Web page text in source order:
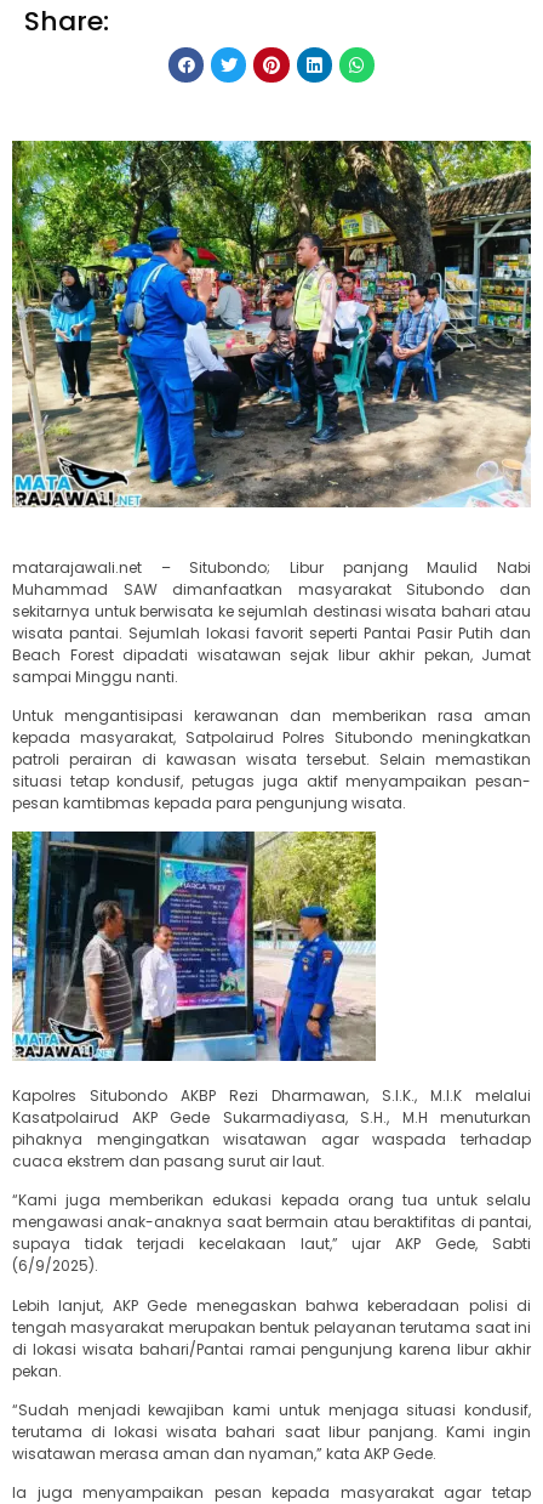
Share:
matarajawali.net – Situbondo; Libur panjang Maulid Nabi
Muhammad SAW dimanfaatkan masyarakat Situbondo dan
sekitarnya untuk berwisata ke sejumlah destinasi wisata bahari atau
wisata pantai. Sejumlah lokasi favorit seperti Pantai Pasir Putih dan
Beach Forest dipadati wisatawan sejak libur akhir pekan, Jumat
sampai Minggu nanti.
Untuk mengantisipasi kerawanan dan memberikan rasa aman
kepada masyarakat, Satpolairud Polres Situbondo meningkatkan
patroli perairan di kawasan wisata tersebut. Selain memastikan
situasi tetap kondusif, petugas juga aktif menyampaikan pesan-
pesan kamtibmas kepada para pengunjung wisata.
Kapolres Situbondo AKBP Rezi Dharmawan, S.I.K., M.I.K melalui
Kasatpolairud AKP Gede Sukarmadiyasa, S.H., M.H menuturkan
pihaknya mengingatkan wisatawan agar waspada terhadap
cuaca ekstrem dan pasang surut air laut.
“Kami juga memberikan edukasi kepada orang tua untuk selalu
mengawasi anak-anaknya saat bermain atau beraktifitas di pantai,
supaya tidak terjadi kecelakaan laut,” ujar AKP Gede, Sabti
(6/9/2025).
Lebih lanjut, AKP Gede menegaskan bahwa keberadaan polisi di
tengah masyarakat merupakan bentuk pelayanan terutama saat ini
di lokasi wisata bahari/Pantai ramai pengunjung karena libur akhir
pekan.
“Sudah menjadi kewajiban kami untuk menjaga situasi kondusif,
terutama di lokasi wisata bahari saat libur panjang. Kami ingin
wisatawan merasa aman dan nyaman,” kata AKP Gede.
Ia juga menyampaikan pesan kepada masyarakat agar tetap